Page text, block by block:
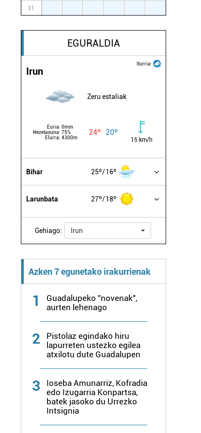
31
EGURALDIA
Iturria:
Irun
Zeru estaliak
Euria: 0mm
Hezetasuna: 75%
Elurra: 4300m
24º 20º
15 km/h
Bihar 25º 16º
Larunbata 27º 18º
Gehiago: Irun
Azken 7 egunetako irakurrienak
1
Guadalupeko "novenak",
aurten lehenago
2
Pistolaz egindako hiru
lapurreten ustezko egilea
atxilotu dute Guadalupen
3
Ioseba Amunarriz, Kofradia
edo Izugarria Konpartsa,
batek jasoko du Urrezko
Intsignia